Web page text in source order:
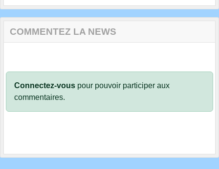
COMMENTEZ LA NEWS
Connectez-vous pour pouvoir participer aux
commentaires.